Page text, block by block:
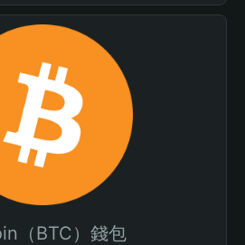
（BTC）錢包